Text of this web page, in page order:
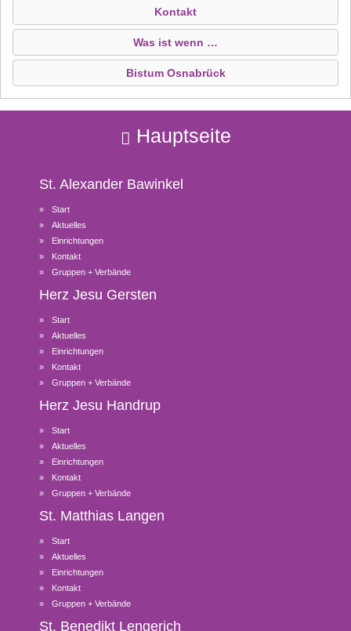
Kontakt
Was ist wenn …
Bistum Osnabrück
Hauptseite
St. Alexander Bawinkel
Start
Aktuelles
Einrichtungen
Kontakt
Gruppen + Verbände
Herz Jesu Gersten
Start
Aktuelles
Einrichtungen
Kontakt
Gruppen + Verbände
Herz Jesu Handrup
Start
Aktuelles
Einrichtungen
Kontakt
Gruppen + Verbände
St. Matthias Langen
Start
Aktuelles
Einrichtungen
Kontakt
Gruppen + Verbände
St. Benedikt Lengerich